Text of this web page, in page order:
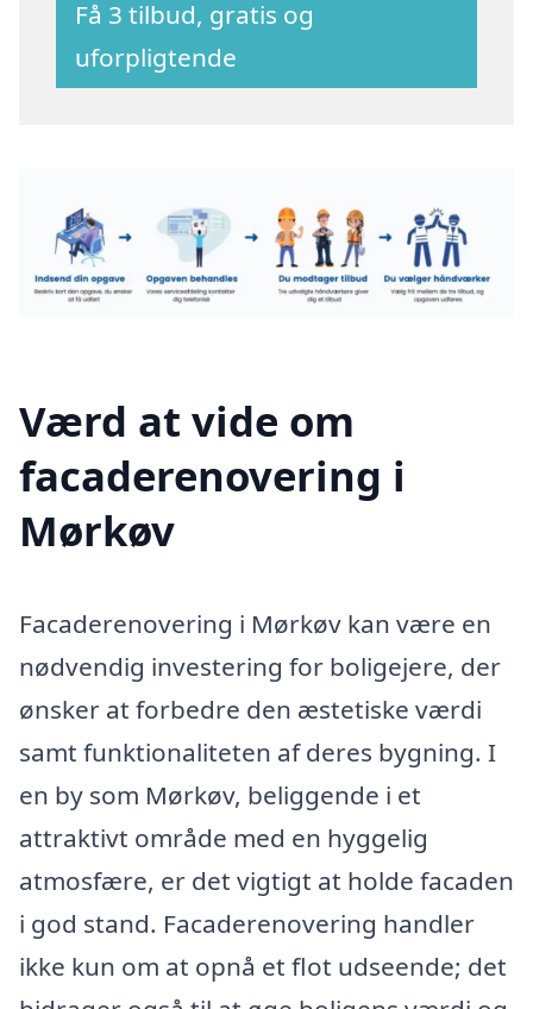
Få 3 tilbud, gratis og
uforpligtende
Værd at vide om
facaderenovering i
Mørkøv
Facaderenovering i Mørkøv kan være en
nødvendig investering for boligejere, der
ønsker at forbedre den æstetiske værdi
samt funktionaliteten af deres bygning. I
en by som Mørkøv, beliggende i et
attraktivt område med en hyggelig
atmosfære, er det vigtigt at holde facaden
i god stand. Facaderenovering handler
ikke kun om at opnå et flot udseende; det